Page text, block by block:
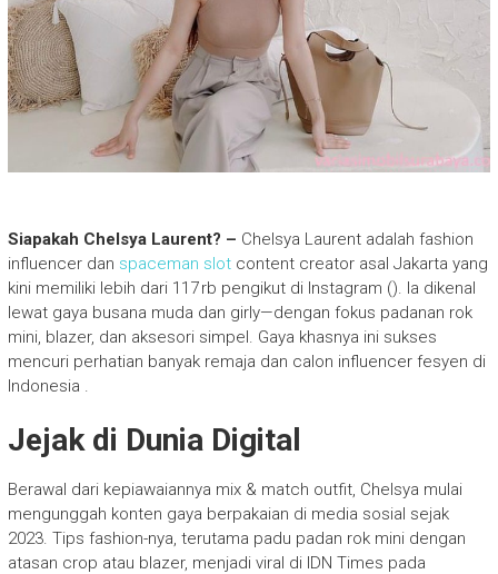
Siapakah Chelsya Laurent? – Chelsya Laurent adalah fashion
influencer dan spaceman slotcontent creator asal Jakarta yang
kini memiliki lebih dari 117 rb pengikut di Instagram (). Ia dikenal
lewat gaya busana muda dan girly—dengan fokus padanan rok
mini, blazer, dan aksesori simpel. Gaya khasnya ini sukses
mencuri perhatian banyak remaja dan calon influencer fesyen di
Indonesia .
Jejak di Dunia Digital
Berawal dari kepiawaiannya mix & match outfit, Chelsya mulai
mengunggah konten gaya berpakaian di media sosial sejak
2023. Tips fashion-nya, terutama padu padan rok mini dengan
atasan crop atau blazer, menjadi viral di IDN Times pada